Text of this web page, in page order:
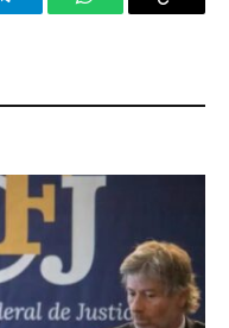
TelegramWhatsAppCopy